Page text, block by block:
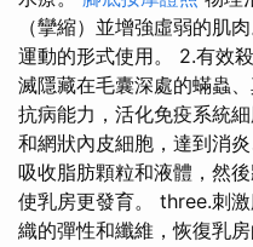
（攣縮）並增強虛弱的肌
運動的形式使用。 2.有效
滅隱藏在毛囊深處的蟎蟲
抗病能力，活化免疫系統
和網狀內皮細胞，達到消
吸收脂肪顆粒和液體，然
使乳房更發育。 three.刺
織的彈性和纖維，恢復乳